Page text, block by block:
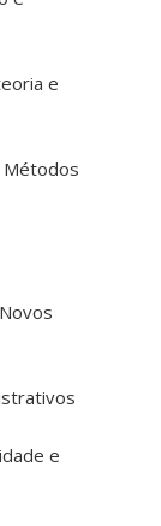
e
Métodos
e